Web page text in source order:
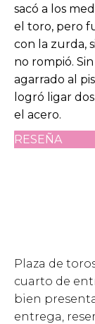
sacó a los
el toro, pero
con la zurda,
no rompió.
agarrado al
logró ligar
el acero.
RESEÑA
Plaza de
cuarto de
bien
entrega,